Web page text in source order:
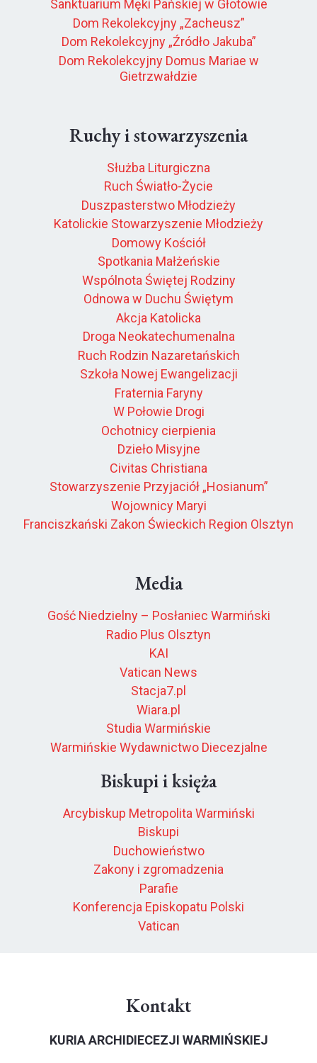
Sanktuarium Męki Pańskiej w Głotowie
Dom Rekolekcyjny „Zacheusz”
Dom Rekolekcyjny „Źródło Jakuba”
Dom Rekolekcyjny Domus Mariae w
Gietrzwałdzie
Ruchy i stowarzyszenia
Służba Liturgiczna
Ruch Światło-Życie
Duszpasterstwo Młodzieży
Katolickie Stowarzyszenie Młodzieży
Domowy Kościół
Spotkania Małżeńskie
Wspólnota Świętej Rodziny
Odnowa w Duchu Świętym
Akcja Katolicka
Droga Neokatechumenalna
Ruch Rodzin Nazaretańskich
Szkoła Nowej Ewangelizacji
Fraternia Faryny
W Połowie Drogi
Ochotnicy cierpienia
Dzieło Misyjne
Civitas Christiana
Stowarzyszenie Przyjaciół „Hosianum”
Wojownicy Maryi
Franciszkański Zakon Świeckich Region Olsztyn
Media
Gość Niedzielny – Posłaniec Warmiński
Radio Plus Olsztyn
KAI
Vatican News
Stacja7.pl
Wiara.pl
Studia Warmińskie
Warmińskie Wydawnictwo Diecezjalne
Biskupi i księża
Arcybiskup Metropolita Warmiński
Biskupi
Duchowieństwo
Zakony i zgromadzenia
Parafie
Konferencja Episkopatu Polski
Vatican
Kontakt
KURIA ARCHIDIECEZJI WARMIŃSKIEJ